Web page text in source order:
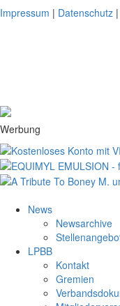
Impressum | Datenschutz |
Werbung
News
Newsarchive
LPBB
Kontakt
Gremien